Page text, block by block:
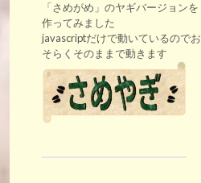
「さめがめ」のヤギバージョンを
作ってみました
javascriptだけで動いているのでお
そらくそのままで動きます